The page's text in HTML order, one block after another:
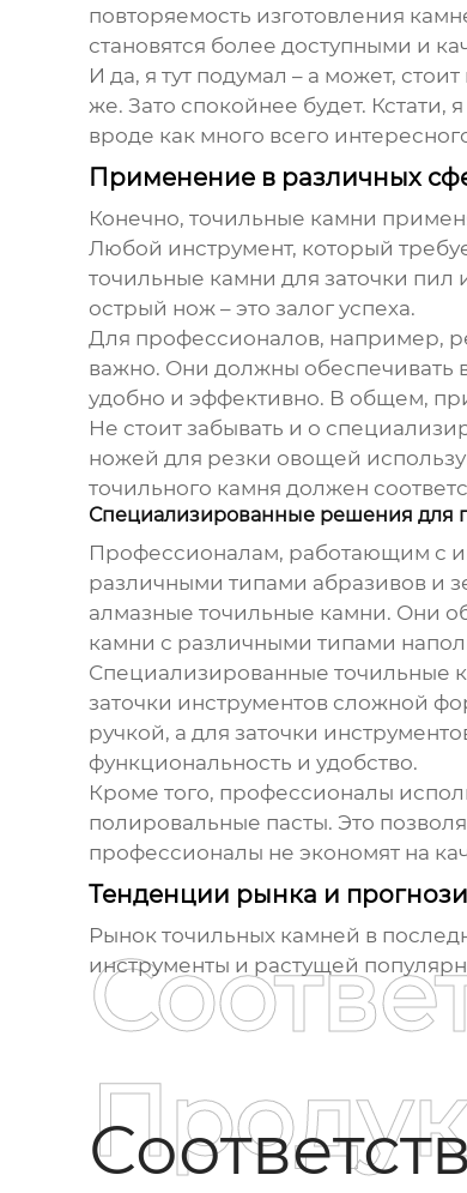
повторяемость изготовления
становятся более доступными и
И да, я тут подумал – а может,
же. Зато спокойнее будет. Кстати,
вроде как много всего
Применение в различных
Конечно, точильные камни
Любой инструмент, который
точильные камни для заточки пил
острый нож – это залог успеха.
Для профессионалов, например,
важно. Они должны обеспечивать
удобно и эффективно. В общем,
Не стоит забывать и о
ножей для резки овощей
точильного камня должен
Специализированные решения для
Профессионалам, работающим с
различными типами абразивов и
алмазные точильные камни. Они
камни с различными типами
Специализированные точильные
заточки инструментов сложной
ручкой, а для заточки
функциональность и удобство.
Кроме того, профессионалы
полировальные пасты. Это
профессионалы не экономят на
Тенденции рынка и
Рынок точильных камней в
инструменты и растущей